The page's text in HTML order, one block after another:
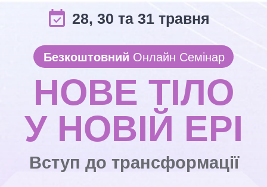
28, 30 та 31 травня
Безкоштовний Онлайн Семінар
НОВЕ ТІЛО
У НОВІЙ ЕРІ
Вступ до трансформації